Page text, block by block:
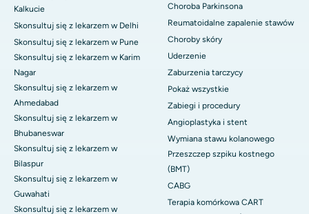
Kalkucie
Skonsultuj się z lekarzem w Delhi
Skonsultuj się z lekarzem w Pune
Skonsultuj się z lekarzem w Karim
Nagar
Skonsultuj się z lekarzem w
Ahmedabad
Skonsultuj się z lekarzem w
Bhubaneswar
Skonsultuj się z lekarzem w
Bilaspur
Skonsultuj się z lekarzem w
Guwahati
Skonsultuj się z lekarzem w
Choroba Parkinsona
Reumatoidalne zapalenie stawów
Choroby skóry
Uderzenie
Zaburzenia tarczycy
Pokaż wszystkie
Zabiegi i procedury
Angioplastyka i stent
Wymiana stawu kolanowego
Przeszczep szpiku kostnego
(BMT)
CABG
Terapia komórkowa CART